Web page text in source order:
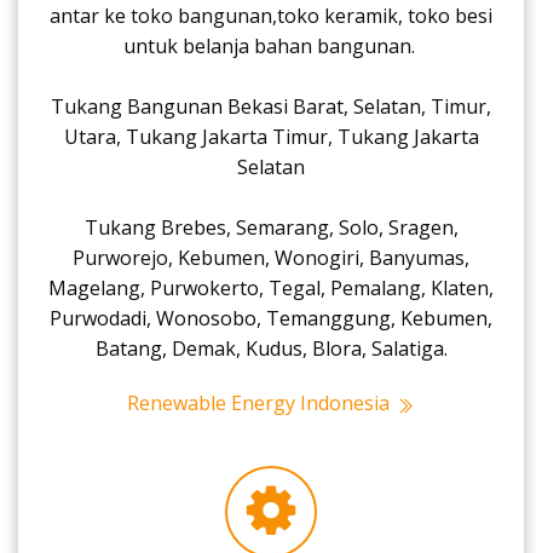
antar ke toko bangunan,toko keramik, toko besi
untuk belanja bahan bangunan.
Tukang Bangunan Bekasi Barat, Selatan, Timur,
Utara, Tukang Jakarta Timur, Tukang Jakarta
Selatan
Tukang Brebes, Semarang, Solo, Sragen,
Purworejo, Kebumen, Wonogiri, Banyumas,
Magelang, Purwokerto, Tegal, Pemalang, Klaten,
Purwodadi, Wonosobo, Temanggung, Kebumen,
Batang, Demak, Kudus, Blora, Salatiga.
Renewable Energy Indonesia